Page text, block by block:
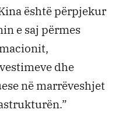
është përpjekur
e saj përmes
dhe
në marrëveshjet